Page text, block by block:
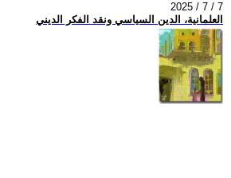
2025 / 7 / 7
العلمانية، الدين السياسي ونقد الفكر الديني